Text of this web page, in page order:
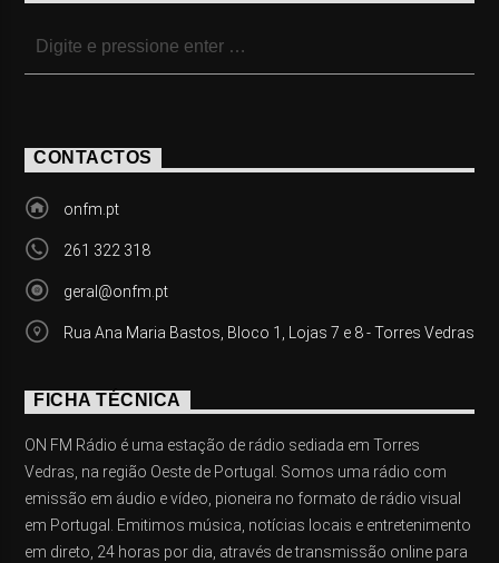
CONTACTOS
onfm.pt
261 322 318
geral@onfm.pt
Rua Ana Maria Bastos, Bloco 1, Lojas 7 e 8 - Torres Vedras
FICHA TÉCNICA
ON FM Rádio é uma estação de rádio sediada em Torres
Vedras, na região Oeste de Portugal. Somos uma rádio com
emissão em áudio e vídeo, pioneira no formato de rádio visual
em Portugal. Emitimos música, notícias locais e entretenimento
em direto, 24 horas por dia, através de transmissão online para